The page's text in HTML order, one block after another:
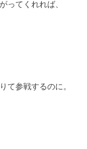
ってくれれば、
て参戦するのに。